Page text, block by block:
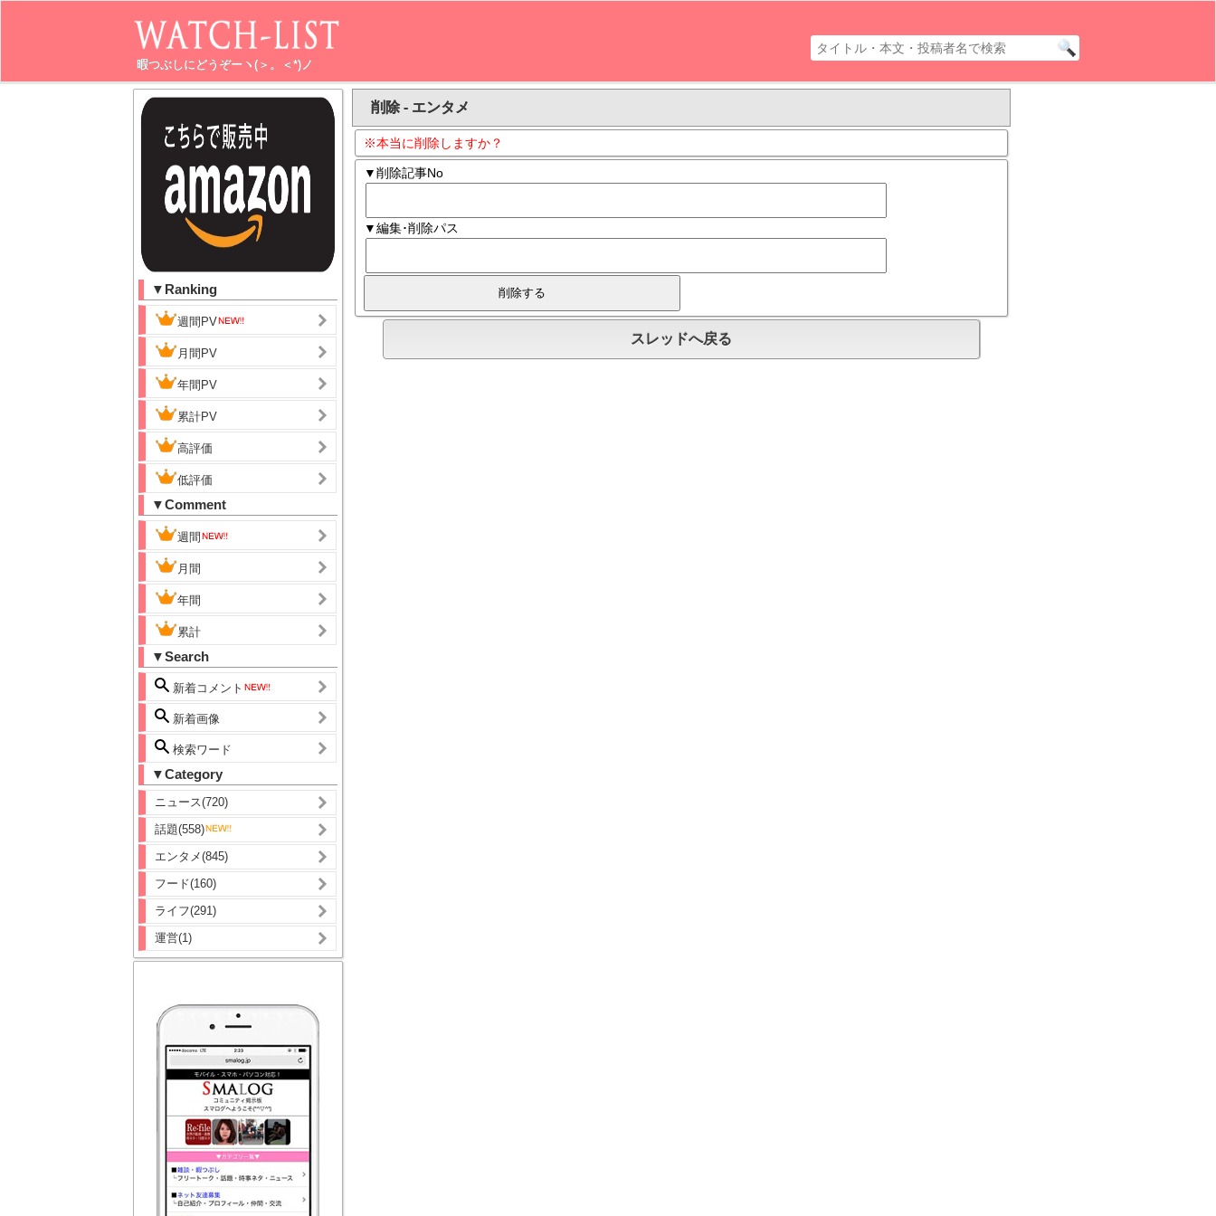
暇つぶしにどうぞーヽ(＞。＜*)ノ
▼Ranking
週間PV
月間PV
年間PV
累計PV
高評価
低評価
▼Comment
週間
月間
年間
累計
▼Search
新着コメント
新着画像
検索ワード
▼Category
ニュース(720)
話題(558)
エンタメ(845)
フード(160)
ライフ(291)
運営(1)
削除 - エンタメ
※本当に削除しますか？
▼削除記事No
▼編集･削除パス
スレッドへ戻る